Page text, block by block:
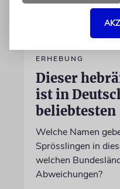
ERHEBUNG
Dieser
ist in
beliebtesten
Welche Namen
Sprösslingen in
welchen
Abweichungen?